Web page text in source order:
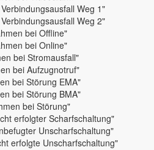
Weg 1"
Weg 2"
bei Offline"
bei Online"
bei Stromausfall"
bei Aufzugnotruf"
bei Störung EMA"
bei Störung BMA"
bei Störung"
erfolgter Scharfschaltung"
Unscharfschaltung"
erfolgte Unscharfschaltung"